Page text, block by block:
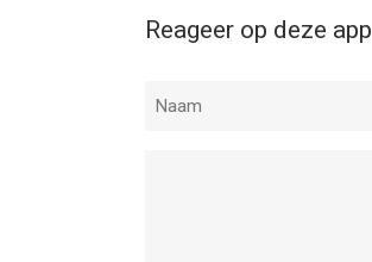
Reageer op deze app